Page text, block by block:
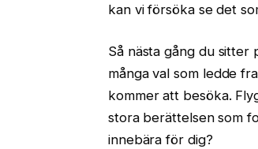
kan vi försöka se det
Så nästa gång du
många val som ledde
kommer att besöka.
stora berättelsen som
innebära för dig?